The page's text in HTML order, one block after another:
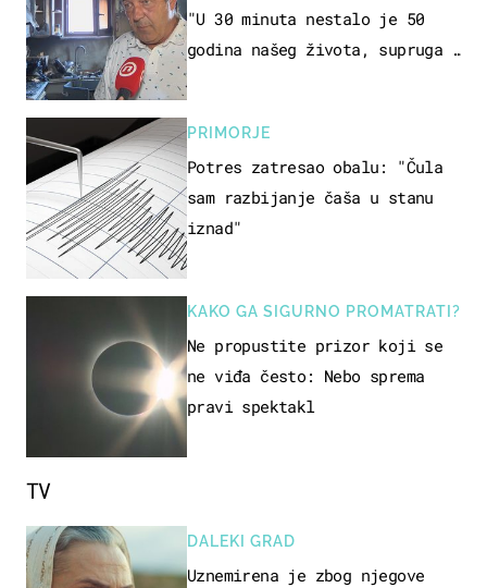
"U 30 minuta nestalo je 50
godina našeg života, supruga i
PRIMORJE
Potres zatresao obalu: "Čula
sam razbijanje čaša u stanu
iznad"
KAKO GA SIGURNO PROMATRATI?
Ne propustite prizor koji se
ne viđa često: Nebo sprema
pravi spektakl
TV
DALEKI GRAD
Uznemirena je zbog njegove